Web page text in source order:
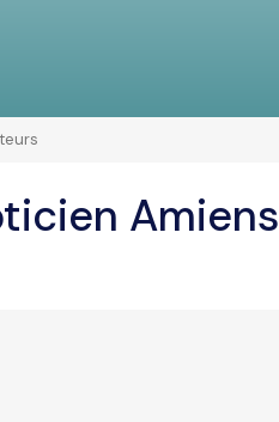
Amiens